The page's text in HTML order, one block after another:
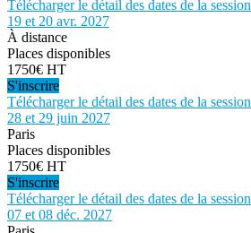
Télécharger le détail des dates de la session
19 et 20 avr. 2027
À distance
Places disponibles
1750€ HT
S'inscrire
Télécharger le détail des dates de la session
28 et 29 juin 2027
Paris
Places disponibles
1750€ HT
S'inscrire
Télécharger le détail des dates de la session
07 et 08 déc. 2027